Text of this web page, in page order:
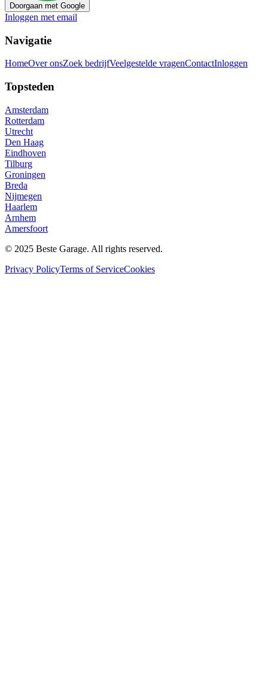
Doorgaan met Google
Inloggen met email
Navigatie
HomeOver onsZoek bedrijfVeelgestelde vragenContactInloggen
Topsteden
Amsterdam
Rotterdam
Utrecht
Den Haag
Eindhoven
Tilburg
Groningen
Breda
Nijmegen
Haarlem
Arnhem
Amersfoort
© 2025 Beste Garage. All rights reserved.
Privacy PolicyTerms of ServiceCookies